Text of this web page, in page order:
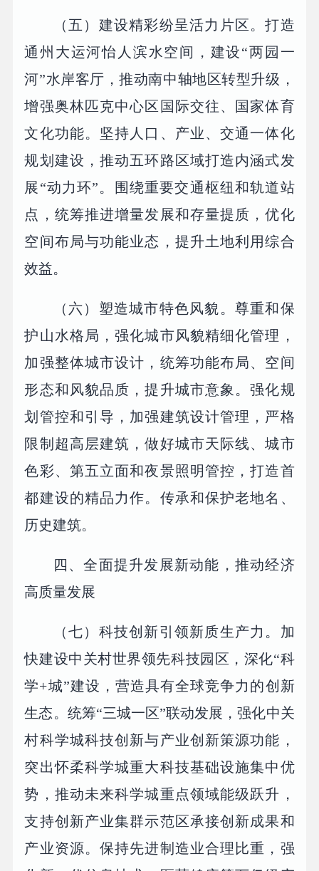
（五）建设精彩纷呈活力片区。打造
通州大运河怡人滨水空间，建设“两园一
河”水岸客厅，推动南中轴地区转型升级，
增强奥林匹克中心区国际交往、国家体育
文化功能。坚持人口、产业、交通一体化
规划建设，推动五环路区域打造内涵式发
展“动力环”。围绕重要交通枢纽和轨道站
点，统筹推进增量发展和存量提质，优化
空间布局与功能业态，提升土地利用综合
效益。
（六）塑造城市特色风貌。尊重和保
护山水格局，强化城市风貌精细化管理，
加强整体城市设计，统筹功能布局、空间
形态和风貌品质，提升城市意象。强化规
划管控和引导，加强建筑设计管理，严格
限制超高层建筑，做好城市天际线、城市
色彩、第五立面和夜景照明管控，打造首
都建设的精品力作。传承和保护老地名、
历史建筑。
四、全面提升发展新动能，推动经济
高质量发展
（七）科技创新引领新质生产力。加
快建设中关村世界领先科技园区，深化“科
学+城”建设，营造具有全球竞争力的创新
生态。统筹“三城一区”联动发展，强化中关
村科学城科技创新与产业创新策源功能，
突出怀柔科学城重大科技基础设施集中优
势，推动未来科学城重点领域能级跃升，
支持创新产业集群示范区承接创新成果和
产业资源。保持先进制造业合理比重，强